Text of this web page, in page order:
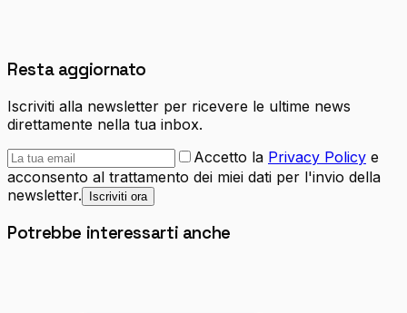
Resta aggiornato
Iscriviti alla newsletter per ricevere le ultime news
direttamente nella tua inbox.
Accetto la Privacy Policy e
acconsento al trattamento dei miei dati per l'invio della
newsletter.
Iscriviti ora
Potrebbe interessarti anche